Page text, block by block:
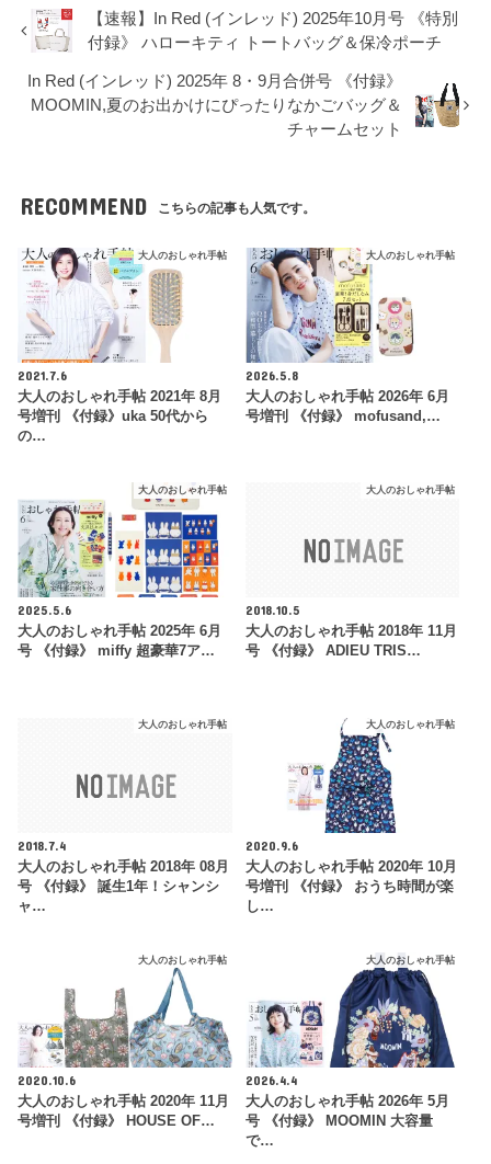
【速報】In Red (インレッド) 2025年10月号 《特別
付録》 ハローキティ トートバッグ＆保冷ポーチ
In Red (インレッド) 2025年 8・9月合併号 《付録》
MOOMIN,夏のお出かけにぴったりなかごバッグ＆
チャームセット
RECOMMEND こちらの記事も人気です。
大人のおしゃれ手帖
2021.7.6
大人のおしゃれ手帖 2021年 8月
号増刊 《付録》uka 50代から
の…
大人のおしゃれ手帖
2026.5.8
大人のおしゃれ手帖 2026年 6月
号増刊 《付録》 mofusand,…
大人のおしゃれ手帖
2025.5.6
大人のおしゃれ手帖 2025年 6月
号 《付録》 miffy 超豪華7ア…
大人のおしゃれ手帖
2018.10.5
大人のおしゃれ手帖 2018年 11月
号 《付録》 ADIEU TRIS…
大人のおしゃれ手帖
2018.7.4
大人のおしゃれ手帖 2018年 08月
号 《付録》 誕生1年！シャンシ
ャ…
大人のおしゃれ手帖
2020.9.6
大人のおしゃれ手帖 2020年 10月
号増刊 《付録》 おうち時間が楽
し…
大人のおしゃれ手帖
2020.10.6
大人のおしゃれ手帖 2020年 11月
号増刊 《付録》 HOUSE OF…
大人のおしゃれ手帖
2026.4.4
大人のおしゃれ手帖 2026年 5月
号 《付録》 MOOMIN 大容量
で…